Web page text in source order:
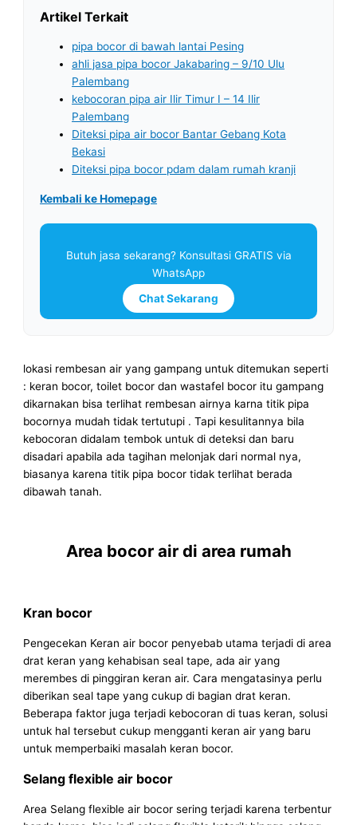
Artikel Terkait
pipa bocor di bawah lantai Pesing
ahli jasa pipa bocor Jakabaring – 9/10 Ulu
Palembang
kebocoran pipa air Ilir Timur I – 14 Ilir
Palembang
Diteksi pipa air bocor Bantar Gebang Kota
Bekasi
Diteksi pipa bocor pdam dalam rumah kranji
Kembali ke Homepage
Butuh jasa sekarang? Konsultasi GRATIS via
WhatsApp
Chat Sekarang
lokasi rembesan air yang gampang untuk ditemukan seperti
: keran bocor, toilet bocor dan wastafel bocor itu gampang
dikarnakan bisa terlihat rembesan airnya karna titik pipa
bocornya mudah tidak tertutupi . Tapi kesulitannya bila
kebocoran didalam tembok untuk di deteksi dan baru
disadari apabila ada tagihan melonjak dari normal nya,
biasanya karena titik pipa bocor tidak terlihat berada
dibawah tanah.
Area bocor air di area rumah
Kran bocor
Pengecekan Keran air bocor penyebab utama terjadi di area
drat keran yang kehabisan seal tape, ada air yang
merembes di pinggiran keran air. Cara mengatasinya perlu
diberikan seal tape yang cukup di bagian drat keran.
Beberapa faktor juga terjadi kebocoran di tuas keran, solusi
untuk hal tersebut cukup mengganti keran air yang baru
untuk memperbaiki masalah keran bocor.
Selang flexible air bocor
Area Selang flexible air bocor sering terjadi karena terbentur